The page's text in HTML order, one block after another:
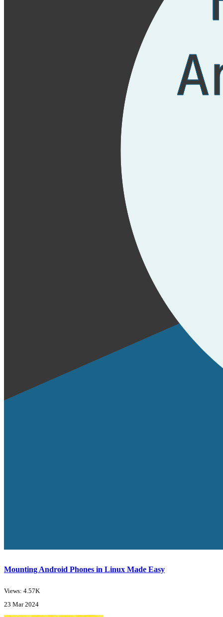
Mounting Android Phones in Linux Made Easy
Views: 4.57K
23 Mar 2024